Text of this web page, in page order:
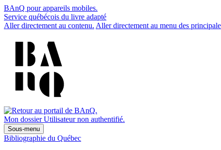
BAnQ pour appareils mobiles.
Service québécois du livre adapté
Aller directement au contenu. Aller directement au menu des
Mon dossier Utilisateur non authentifié.
Sous-menu
Bibliographie du Québec